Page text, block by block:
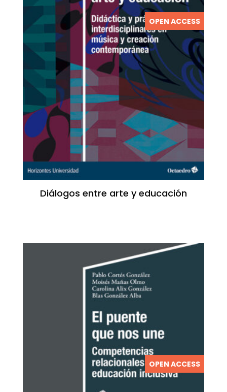
OPEN ACCESS
Diálogos entre arte y educación
OPEN ACCESS